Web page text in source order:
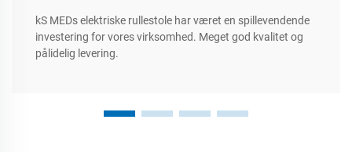
kS MEDs elektriske rullestole har været en spillevendende
investering for vores virksomhed. Meget god kvalitet og
pålidelig levering.